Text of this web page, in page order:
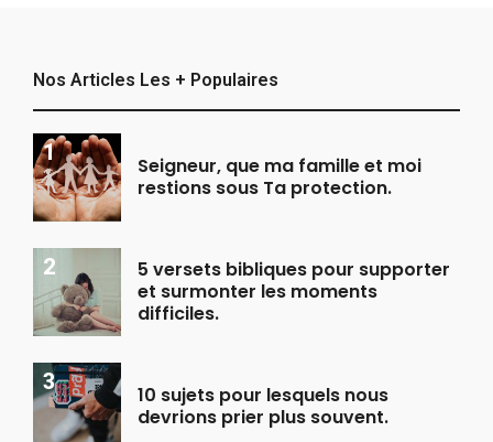
Nos Articles Les + Populaires
Seigneur, que ma famille et moi
restions sous Ta protection.
5 versets bibliques pour supporter
et surmonter les moments
difficiles.
10 sujets pour lesquels nous
devrions prier plus souvent.